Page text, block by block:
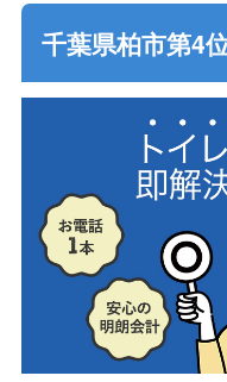
千葉県柏市第4